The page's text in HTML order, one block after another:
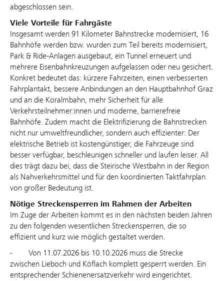
abgeschlossen sein.
Viele Vorteile für Fahrgäste
Insgesamt werden 91 Kilometer Bahnstrecke modernisiert, 16
Bahnhöfe werden bzw. wurden zum Teil bereits modernisiert,
Park & Ride-Anlagen ausgebaut, ein Tunnel erneuert und
mehrere Eisenbahnkreuzungen aufgelassen oder neu gesichert.
Konkret bedeutet das: kürzere Fahrzeiten, einen verbesserten
Fahrplantakt, bessere Anbindungen an den Hauptbahnhof Graz
und an die Koralmbahn, mehr Sicherheit für alle
Verkehrsteilnehmer:innen und moderne, barrierefreie
Bahnhöfe. Zudem macht die Elektrifizierung die Bahnstrecken
nicht nur umweltfreundlicher, sondern auch effizienter: Der
elektrische Betrieb ist kostengünstiger, die Fahrzeuge sind
besser verfügbar, beschleunigen schneller und laufen leiser. All
dies trägt dazu bei, dass die Steirische Westbahn in der Region
als Nahverkehrsmittel und für den koordinierten Taktfahrplan
von großer Bedeutung ist.
Nötige Streckensperren im Rahmen der Arbeiten
Im Zuge der Arbeiten kommt es in den nächsten beiden Jahren
zu den folgenden wesentlichen Streckensperren, die so
effizient und kurz wie möglich gestaltet werden.
- Von 11.07.2026 bis 10.10.2026 muss die Strecke
zwischen Lieboch und Köflach komplett gesperrt werden. Ein
entsprechender Schienenersatzverkehr wird eingerichtet.